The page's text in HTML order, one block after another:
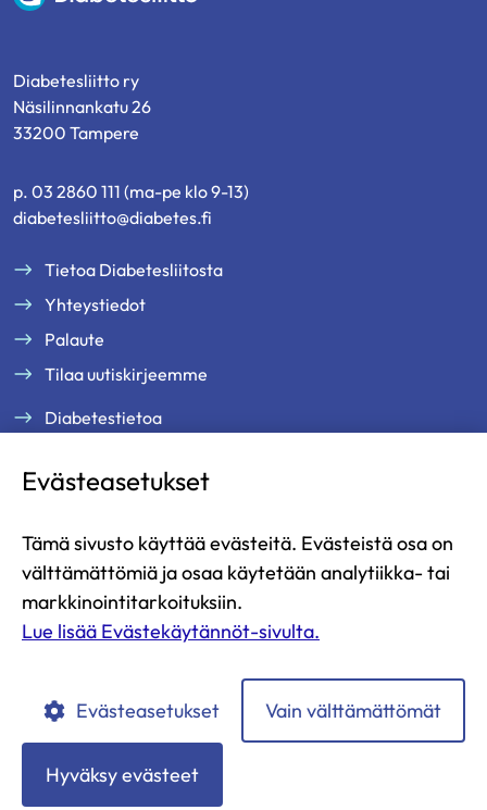
Diabetesliitto ry
Näsilinnankatu 26
33200 Tampere
p. 03 2860 111 (ma-pe klo 9-13)
diabetesliitto@diabetes.fi
Tietoa Diabetesliitosta
Yhteystiedot
Palaute
Tilaa uutiskirjeemme
Diabetestietoa
Jäsenille
Ajankohtaista
Yritysyhteistyö ja kumppanuus
Lahjoita
TietosuojaselosteetEvästekäytännöt
Evästeasetukset
Tämä sivusto käyttää evästeitä. Evästeistä osa on
välttämättömiä ja osaa käytetään analytiikka- tai
markkinointitarkoituksiin.
Lue lisää Evästekäytännöt-sivulta.
Evästeasetukset Vain välttämättömät
Hyväksy evästeet